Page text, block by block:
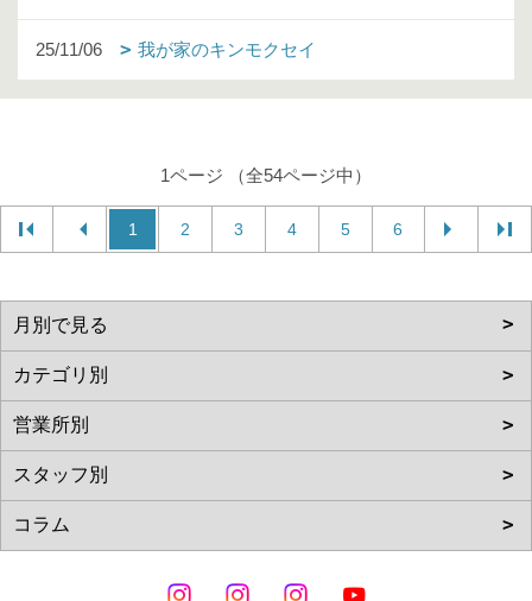
25/11/06 我が家のキンモクセイ
1ページ （全54ページ中）
1 2 3 4 5 6